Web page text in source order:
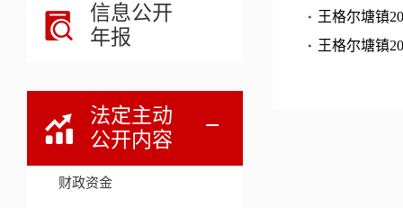
信息公开
年报
法定主动
公开内容
财政资金
王格尔塘镇
王格尔塘镇